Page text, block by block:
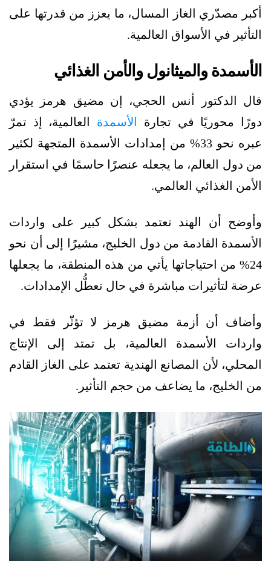
أكبر مصدّري الغاز المسال، ما يعزز من قدرتها على
التأثير في الأسواق العالمية.
الأسمدة والميثانول والأمن الغذائي
قال الدكتور أنس الحجي، إن مضيق هرمز يؤدي
دورًا محوريًا في تجارة الأسمدة العالمية، إذ تمرّ
عبره نحو 33% من إمدادات الأسمدة المتجهة لكثير
من دول العالم، ما يجعله عنصرًا حاسمًا في استقرار
الأمن الغذائي العالمي.
وأوضح أن الهند تعتمد بشكل كبير على واردات
الأسمدة القادمة من دول الخليج، مشيرًا إلى أن نحو
24% من احتياجاتها يأتي من هذه المنطقة، ما يجعلها
عرضة لتأثيرات مباشرة في حال تعطُّل الإمدادات.
وأضاف أن أزمة مضيق هرمز لا تؤثّر فقط في
واردات الأسمدة العالمية، بل تمتد إلى الإنتاج
المحلي، لأن المصانع الهندية تعتمد على الغاز القادم
من الخليج، ما يضاعف من حجم التأثير.